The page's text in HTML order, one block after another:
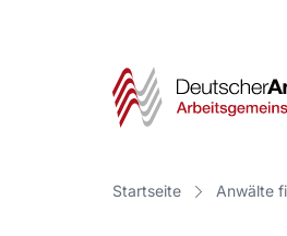
Startseite Anwälte